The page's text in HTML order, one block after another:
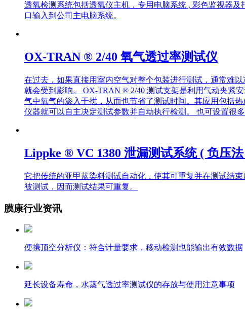
透氧检测系统包括透氧仪主机，专用电脑系统 , 彩色监视器
口输入到公司主电脑系统。
OX-TRAN ® 2/40 氧气透过率测试仪
在过去，如果直接用室内空气对整个包装进行测试，通常难
就会受到影响。 OX-TRAN ® 2/40 测试支架是利用气动夹紧
气中氧气的渗入干扰，从而也节省了测试时间。其应用包括
仪器就可以自主决定测试参数并自动执行检测。 也可设置很
Lippke ® VC 1380 泄漏测试系统 ( 负压
它把传统的亚甲蓝染料测试自动化，使其可重复并在测试结
被测试，因而测试结果可重复。
膜康行业资讯
便携顶空分析仪：符合计量要求，移动检测也能输出有效数据
延长设备寿命，水蒸气透过率测试仪的存放与使用注意事项